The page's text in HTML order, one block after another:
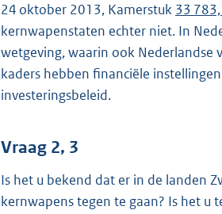
24 oktober 2013, Kamerstuk 33 783,
kernwapenstaten echter niet. In
wetgeving, waarin ook Nederlandse
kaders hebben financiële
investeringsbeleid.
Vraag 2, 3
Is het u bekend dat er in de landen
kernwapens tegen te gaan? Is het u